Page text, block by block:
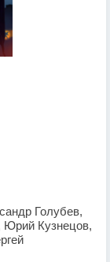
Голубев,
Юрий Кузнецов,